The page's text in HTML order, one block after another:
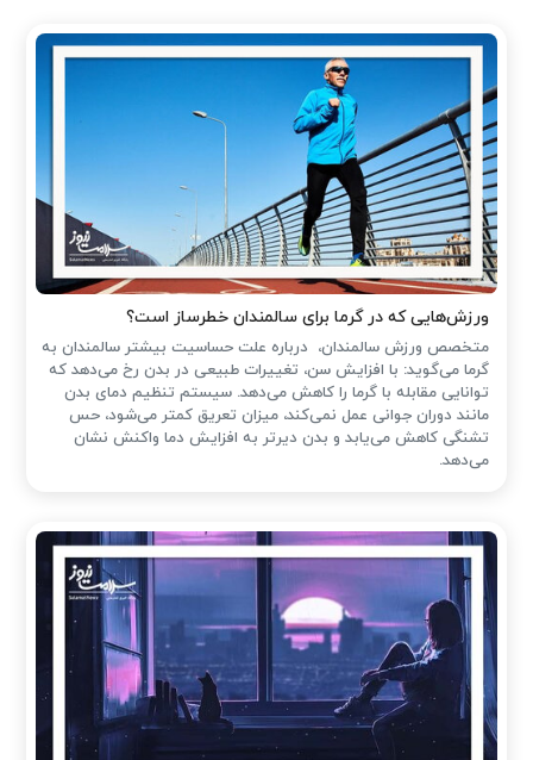
ورزش‌هایی که در گرما برای سالمندان خطرساز است؟
متخصص ورزش سالمندان، درباره علت حساسیت بیشتر سالمندان به
گرما می‌گوید: با افزایش سن، تغییرات طبیعی در بدن رخ می‌دهد که
توانایی مقابله با گرما را کاهش می‌دهد. سیستم تنظیم دمای بدن
مانند دوران جوانی عمل نمی‌کند، میزان تعریق کمتر می‌شود، حس
تشنگی کاهش می‌یابد و بدن دیرتر به افزایش دما واکنش نشان
می‌دهد.